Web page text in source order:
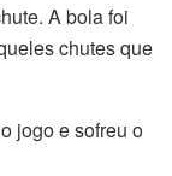
A bola foi
chutes que
jogo e sofreu o